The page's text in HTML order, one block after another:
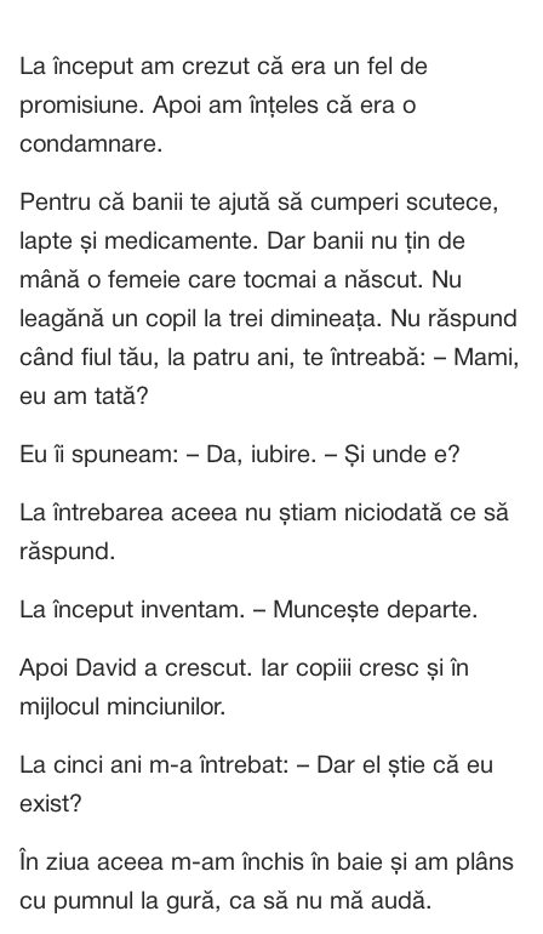
La început am crezut că era un fel de
promisiune. Apoi am înțeles că era o
condamnare.
Pentru că banii te ajută să cumperi scutece,
lapte și medicamente. Dar banii nu țin de
mână o femeie care tocmai a născut. Nu
leagănă un copil la trei dimineața. Nu răspund
când fiul tău, la patru ani, te întreabă: – Mami,
eu am tată?
Eu îi spuneam: – Da, iubire. – Și unde e?
La întrebarea aceea nu știam niciodată ce să
răspund.
La început inventam. – Muncește departe.
Apoi David a crescut. Iar copiii cresc și în
mijlocul minciunilor.
La cinci ani m-a întrebat: – Dar el știe că eu
exist?
În ziua aceea m-am închis în baie și am plâns
cu pumnul la gură, ca să nu mă audă.